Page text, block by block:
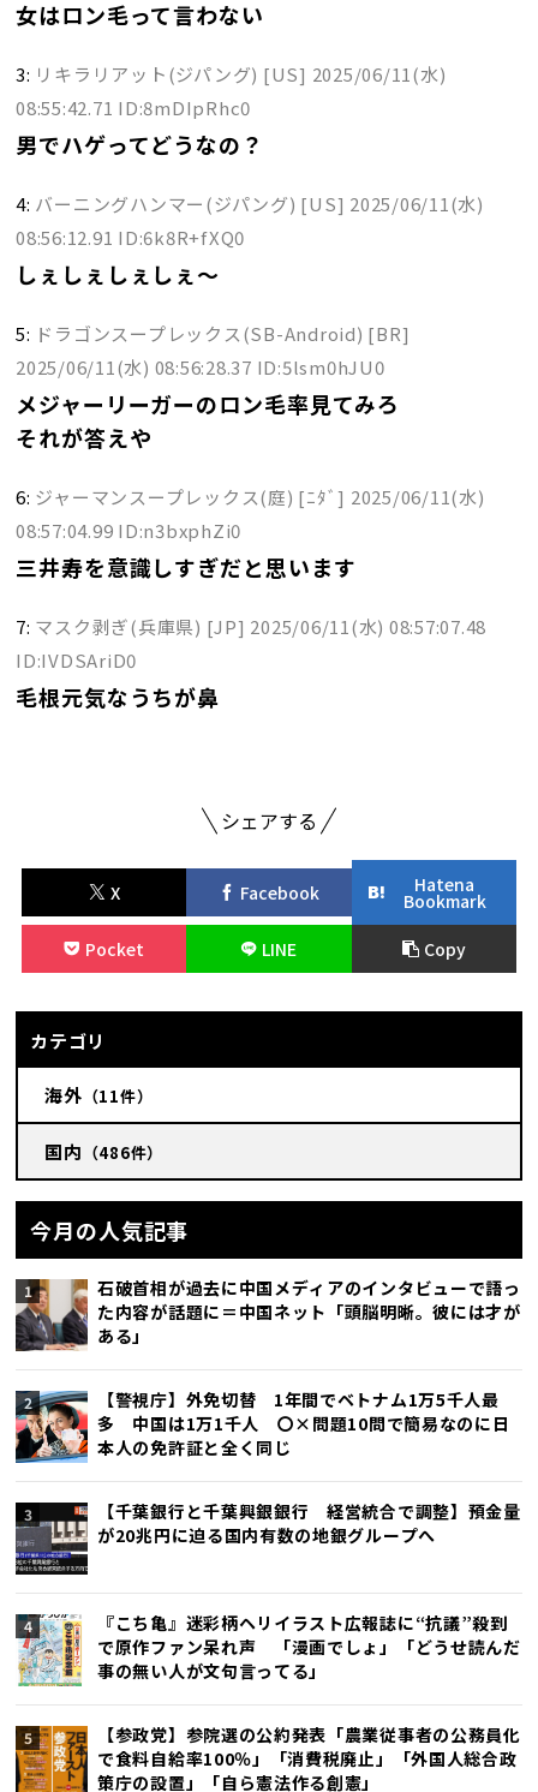
女はロン毛って言わない
3: リキラリアット(ジパング) [US] 2025/06/11(水)
08:55:42.71 ID:8mDIpRhc0
男でハゲってどうなの？
4: バーニングハンマー(ジパング) [US] 2025/06/11(水)
08:56:12.91 ID:6k8R+fXQ0
しぇしぇしぇしぇ～
5: ドラゴンスープレックス(SB-Android) [BR]
2025/06/11(水) 08:56:28.37 ID:5lsm0hJU0
メジャーリーガーのロン毛率見てみろ
それが答えや
6: ジャーマンスープレックス(庭) [ﾆﾀﾞ] 2025/06/11(水)
08:57:04.99 ID:n3bxphZi0
三井寿を意識しすぎだと思います
7: マスク剥ぎ(兵庫県) [JP] 2025/06/11(水) 08:57:07.48
ID:IVDSAriD0
毛根元気なうちが鼻
シェアする
X Facebook Hatena
Bookmark
Pocket
LINE Copy
カテゴリ
海外 （11件）
国内 （486件）
今月の人気記事
石破首相が過去に中国メディアのインタビューで語っ
た内容が話題に＝中国ネット「頭脳明晰。彼には才が
ある」
【警視庁】外免切替 1年間でベトナム1万5千人最
多 中国は1万1千人 〇×問題10問で簡易なのに日
本人の免許証と全く同じ
【千葉銀行と千葉興銀銀行 経営統合で調整】預金量
が20兆円に迫る国内有数の地銀グループへ
『こち亀』迷彩柄ヘリイラスト広報誌に“抗議”殺到
で原作ファン呆れ声 「漫画でしょ」「どうせ読んだ
事の無い人が文句言ってる」
【参政党】参院選の公約発表「農業従事者の公務員化
で食料自給率100％」「消費税廃止」「外国人総合政
策庁の設置」「自ら憲法作る創憲」